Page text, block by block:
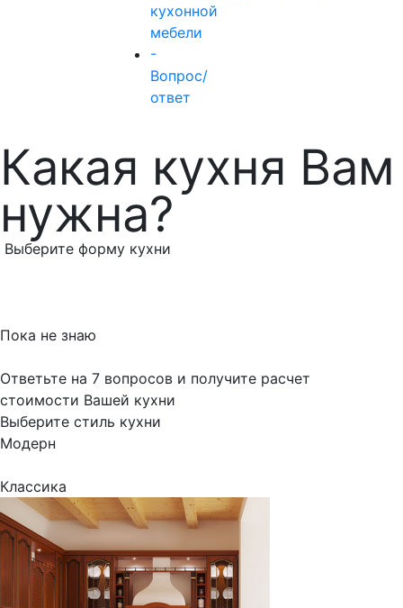
кухонной
мебели
-
Вопрос/
ответ
Какая кухня Вам
нужна?
Выберите форму кухни
Пока не знаю
Ответьте на 7 вопросов и получите расчет
стоимости Вашей кухни
Выберите стиль кухни
Модерн
Классика